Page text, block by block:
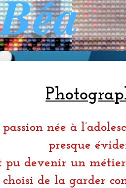
née à
presque
devenir un
choisi de la garder